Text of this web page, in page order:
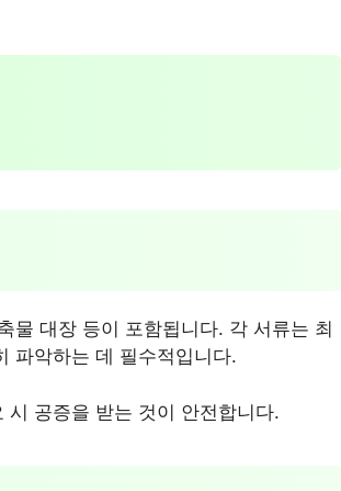
물 대장 등이 포함됩니다. 각 서류는 최
파악하는 데 필수적입니다.
공증을 받는 것이 안전합니다.